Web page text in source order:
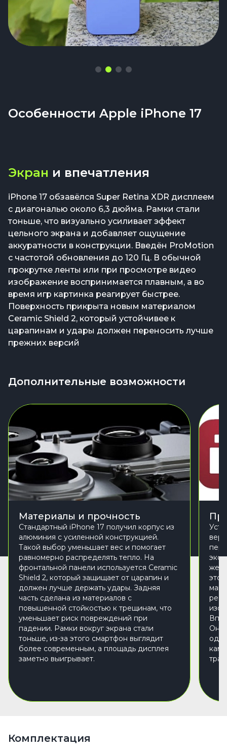
Особенности Apple iPhone 17
Экран и впечатления
iPhone 17 обзавёлся Super Retina XDR дисплеем
с диагональю около 6,3 дюйма. Рамки стали
тоньше, что визуально усиливает эффект
цельного экрана и добавляет ощущение
аккуратности в конструкции. Введён ProMotion
с частотой обновления до 120 Гц. В обычной
прокрутке ленты или при просмотре видео
изображение воспринимается плавным, а во
время игр картинка реагирует быстрее.
Поверхность прикрыта новым материалом
Ceramic Shield 2, который устойчивее к
царапинам и удары должен переносить лучше
прежних версий
Дополнительные возможности
Материалы и прочность
Стандартный iPhone 17 получил корпус из
алюминия с усиленной конструкцией.
Такой выбор уменьшает вес и помогает
равномерно распределять тепло. На
фронтальной панели используется Ceramic
Shield 2, который защищает от царапин и
должен лучше держать удары. Задняя
часть сделана из материалов с
повышенной стойкостью к трещинам, что
уменьшает риск повреждений при
падении. Рамки вокруг экрана стали
тоньше, из-за этого смартфон выглядит
более современным, а площадь дисплея
заметно выигрывает.
же
это
Она
Комплектация